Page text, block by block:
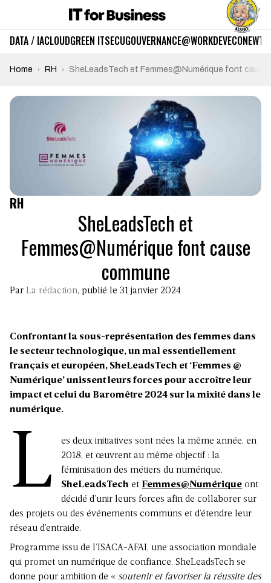
DATA / IACLOUDGREEN ITSECUGOUVERNANCE@WORKDEVECO
Home RH SheLeadsTech et Femmes@Numérique font cause
RH
SheLeadsTech et
Femmes@Numérique font cause
commune
Par La rédaction, publié le 31 janvier 2024
Confrontant la sous-représentation des femmes dans
le secteur technologique, un mal essentiellement
français et européen, SheLeadsTech et ‘Femmes @
Numérique’ unissent leurs forces pour accroître leur
impact et celui du Baromêtre 2024 sur la mixité dans le
numérique.
L
es deux initiatives sont nées la même année, en
2018, et œuvrent au même objectif : la
féminisation des métiers du numérique.
SheLeadsTech et Femmes@Numérique ont
décidé d’unir leurs forces afin de collaborer sur
des projets ou des événements communs et d’étendre leur
réseau d’entraide.
Programme issu de l’ISACA-AFAI, une association mondiale
qui promet un numérique de confiance, SheLeadsTech se
donne pour ambition de « soutenir et favoriser la réussite des